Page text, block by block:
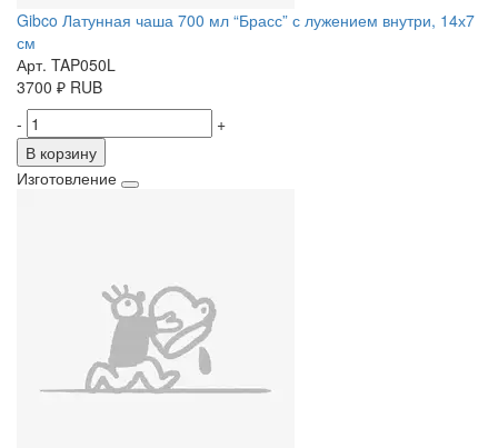
Gibco Латунная чаша 700 мл “Брасс” с лужением внутри, 14х7
см
Арт. TAP050L
3700 ₽ RUB
-
+
В корзину
Изготовление